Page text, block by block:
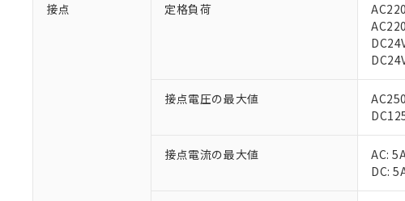
接点 定格負荷
接点電圧の最大値
接点電流の最大値
AC:
DC: